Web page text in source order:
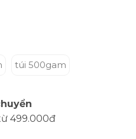
túi 500gam
499.000đ